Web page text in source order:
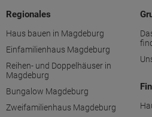
Regionales
Haus bauen in Magdeburg
Einfamilienhaus Magdeburg
Reihen- und Doppelhäuser in
Magdeburg
Bungalow Magdeburg
Zweifamilienhaus Magdeburg